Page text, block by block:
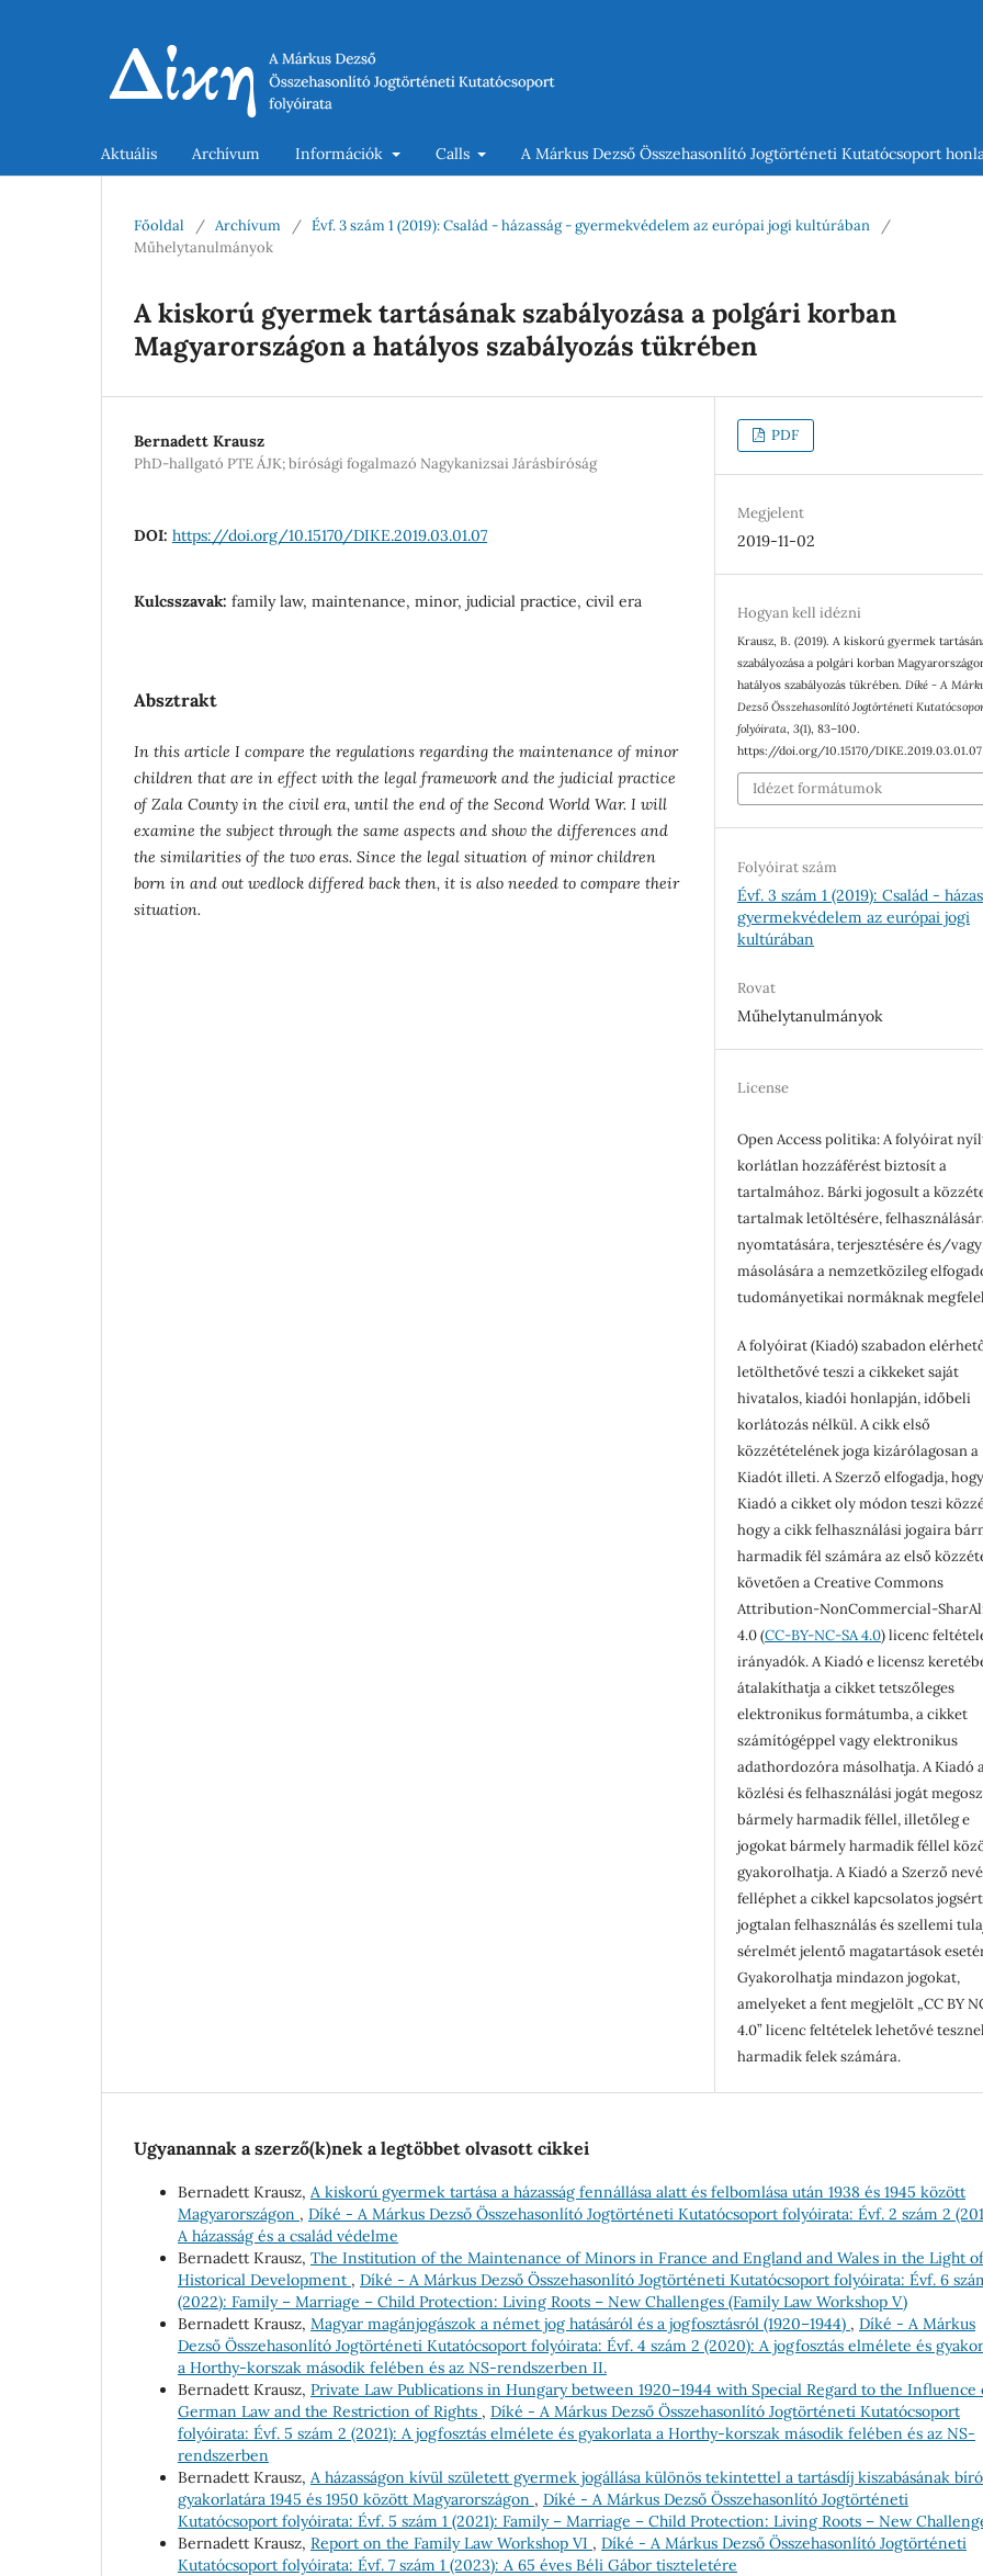
Aktuális Archívum Információk Calls A Márkus Dezső Összehasonlító Jogtörténeti Kutatócsoport
Főoldal / Archívum / Évf. 3 szám 1 (2019): Család - házasság - gyermekvédelem az európai jogi kultúrában
/
Műhelytanulmányok
A kiskorú gyermek tartásának szabályozása a polgári korban
Magyarországon a hatályos szabályozás tükrében
Bernadett Krausz
PhD-hallgató PTE ÁJK; bírósági fogalmazó Nagykanizsai Járásbíróság
DOI: https://doi.org/10.15170/DIKE.2019.03.01.07
Kulcsszavak: family law, maintenance, minor, judicial practice, civil era
Absztrakt
In this article I compare the regulations regarding the maintenance of minor
children that are in effect with the legal framework and the judicial practice
of Zala County in the civil era, until the end of the Second World War. I will
examine the subject through the same aspects and show the differences and
the similarities of the two eras. Since the legal situation of minor children
born in and out wedlock differed back then, it is also needed to compare their
situation.
PDF
Megjelent
2019-11-02
Hogyan kell idézni
Krausz, B. (2019). A kiskorú gyermek
szabályozása a polgári korban
hatályos szabályozás tükrében.Díké - A
Dezső Összehasonlító Jogtörténeti
folyóirata,3(1), 83–100.
https://doi.org/10.15170/DIKE.2019.03.01.07
Idézet formátumok
Folyóirat szám
Évf. 3 szám 1 (2019): Család -
gyermekvédelem az európai jogi
kultúrában
Rovat
Műhelytanulmányok
License
Open Access politika: A folyóirat
korlátlan hozzáférést biztosít a
tartalmához. Bárki jogosult a
tartalmak letöltésére,
nyomtatására, terjesztésére és/vagy
másolására a nemzetközileg
tudományetikai normáknak
A folyóirat (Kiadó) szabadon
letölthetővé teszi a cikkeket saját
hivatalos, kiadói honlapján, időbeli
korlátozás nélkül. A cikk első
közzétételének joga kizárólagosan a
Kiadót illeti. A Szerző elfogadja,
Kiadó a cikket oly módon teszi
hogy a cikk felhasználási jogaira
harmadik fél számára az első
követően a Creative Commons
Attribution-NonCommercial-
4.0 (CC-BY-NC-SA 4.0) licenc
irányadók. A Kiadó e licensz
átalakíthatja a cikket tetszőleges
elektronikus formátumba, a cikket
számítógéppel vagy elektronikus
adathordozóra másolhatja. A Kiadó
közlési és felhasználási jogát
bármely harmadik féllel, illetőleg e
jogokat bármely harmadik féllel
gyakorolhatja. A Kiadó a Szerző
felléphet a cikkel kapcsolatos
jogtalan felhasználás és szellemi
sérelmét jelentő magatartások
Gyakorolhatja mindazon jogokat,
amelyeket a fent megjelölt „CC BY
4.0” licenc feltételek lehetővé
harmadik felek számára.
Ugyanannak a szerző(k)nek a legtöbbet olvasott cikkei
Bernadett Krausz, A kiskorú gyermek tartása a házasság fennállása alatt és felbomlása után 1938 és 1945 között
Magyarországon , Díké - A Márkus Dezső Összehasonlító Jogtörténeti Kutatócsoport folyóirata: Évf. 2 szám 2
A házasság és a család védelme
Bernadett Krausz, The Institution of the Maintenance of Minors in France and England and Wales in the Light of
Historical Development , Díké - A Márkus Dezső Összehasonlító Jogtörténeti Kutatócsoport folyóirata: Évf. 6
(2022): Family – Marriage – Child Protection: Living Roots – New Challenges (Family Law Workshop V)
Bernadett Krausz, Magyar magánjogászok a német jog hatásáról és a jogfosztásról (1920–1944) , Díké - A Márkus
Dezső Összehasonlító Jogtörténeti Kutatócsoport folyóirata: Évf. 4 szám 2 (2020): A jogfosztás elmélete és
a Horthy-korszak második felében és az NS-rendszerben II.
Bernadett Krausz, Private Law Publications in Hungary between 1920–1944 with Special Regard to the Influence
German Law and the Restriction of Rights , Díké - A Márkus Dezső Összehasonlító Jogtörténeti Kutatócsoport
folyóirata: Évf. 5 szám 2 (2021): A jogfosztás elmélete és gyakorlata a Horthy-korszak második felében és az NS-
rendszerben
Bernadett Krausz, A házasságon kívül született gyermek jogállása különös tekintettel a tartásdíj kiszabásának
gyakorlatára 1945 és 1950 között Magyarországon , Díké - A Márkus Dezső Összehasonlító Jogtörténeti
Kutatócsoport folyóirata: Évf. 5 szám 1 (2021): Family – Marriage – Child Protection: Living Roots – New
Bernadett Krausz, Report on the Family Law Workshop VI , Díké - A Márkus Dezső Összehasonlító Jogtörténeti
Kutatócsoport folyóirata: Évf. 7 szám 1 (2023): A 65 éves Béli Gábor tiszteletére